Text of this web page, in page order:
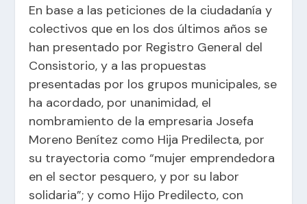
En base a las peticiones de la ciudadanía y
colectivos que en los dos últimos años se
han presentado por Registro General del
Consistorio, y a las propuestas
presentadas por los grupos municipales, se
ha acordado, por unanimidad, el
nombramiento de la empresaria Josefa
Moreno Benítez como Hija Predilecta, por
su trayectoria como “mujer emprendedora
en el sector pesquero, y por su labor
solidaria”; y como Hijo Predilecto, con